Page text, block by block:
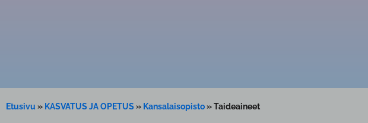
Etusivu » KASVATUS JA OPETUS » Kansalaisopisto»Taideaineet